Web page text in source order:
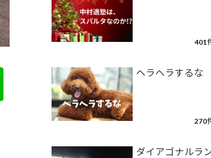
401
ヘラヘラするな
270
ダイアゴナルラ